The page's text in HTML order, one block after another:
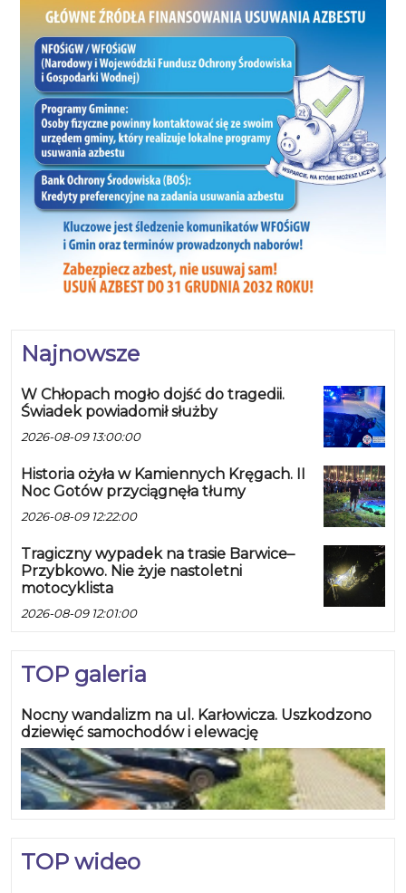
Najnowsze
W Chłopach mogło dojść do tragedii.
Świadek powiadomił służby
2026-08-09 13:00:00
Historia ożyła w Kamiennych Kręgach. II
Noc Gotów przyciągnęła tłumy
2026-08-09 12:22:00
Tragiczny wypadek na trasie Barwice–
Przybkowo. Nie żyje nastoletni
motocyklista
2026-08-09 12:01:00
TOP galeria
Nocny wandalizm na ul. Karłowicza. Uszkodzono
dziewięć samochodów i elewację
TOP wideo